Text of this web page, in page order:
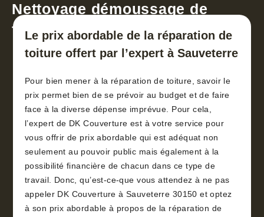
Nettoyage démoussage de
toiture 30
Le prix abordable de la réparation de
toiture offert par l’expert à Sauveterre
Pour bien mener à la réparation de toiture, savoir le
prix permet bien de se prévoir au budget et de faire
face à la diverse dépense imprévue. Pour cela,
l’expert de DK Couverture est à votre service pour
vous offrir de prix abordable qui est adéquat non
seulement au pouvoir public mais également à la
possibilité financière de chacun dans ce type de
travail. Donc, qu’est-ce-que vous attendez à ne pas
appeler DK Couverture à Sauveterre 30150 et optez
à son prix abordable à propos de la réparation de